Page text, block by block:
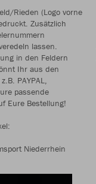
Rieden (Logo vorne
Zusätzlich
lassen.
in den Feldern
Ihr aus den
PAYPAL,
passende
Eure Bestellung!
Niederrhein